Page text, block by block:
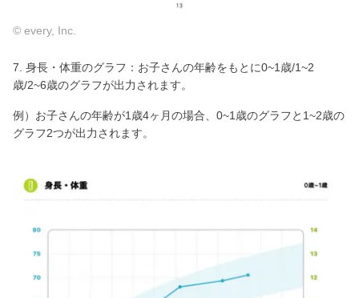
© every, Inc.
7. 身長・体重のグラフ：お子さんの年齢をもとに0~1歳/1~2
歳/2~6歳のグラフが出力されます。
例）お子さんの年齢が1歳4ヶ月の場合、0~1歳のグラフと1~2歳の
グラフ2つが出力されます。